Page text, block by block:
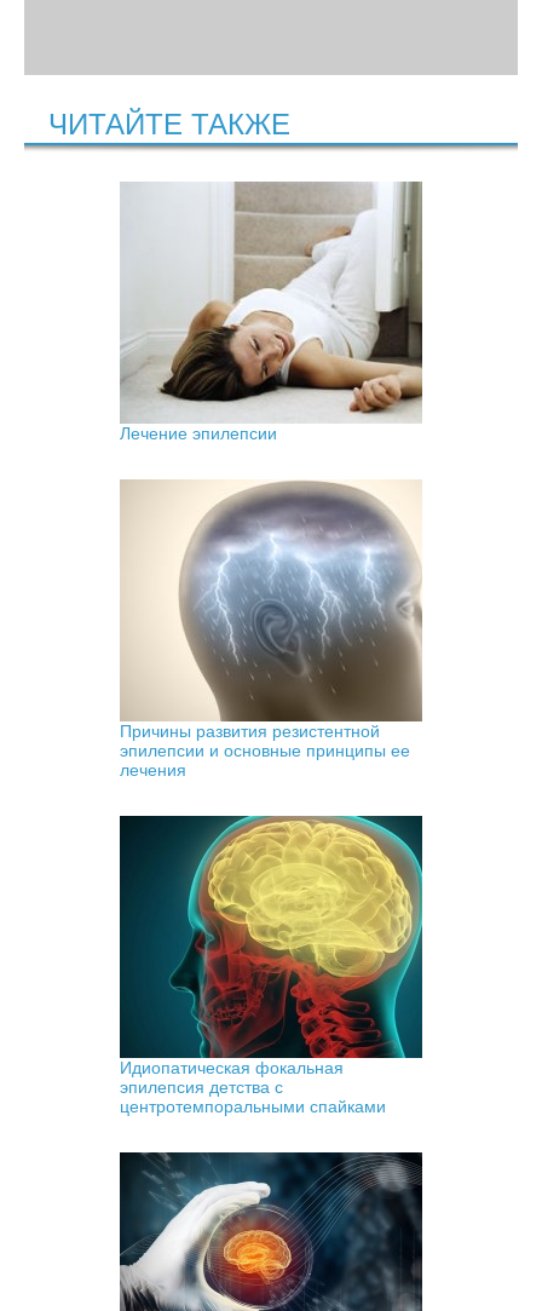
ЧИТАЙТЕ ТАКЖЕ
Лечение эпилепсии
Причины развития резистентной
эпилепсии и основные принципы ее
лечения
Идиопатическая фокальная
эпилепсия детства с
центротемпоральными спайками